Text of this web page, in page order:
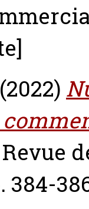
(2022)
Revue
384-